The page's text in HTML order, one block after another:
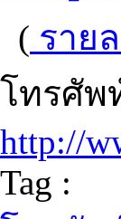
( ราย
โทรศัพ
http://
Tag :